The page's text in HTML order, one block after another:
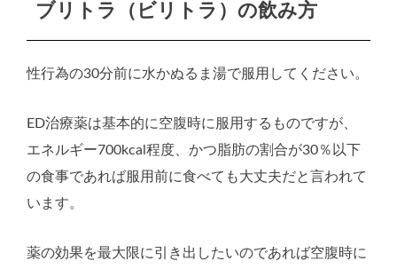
ブリトラ（ビリトラ）の飲み方
性行為の30分前に水かぬるま湯で服用してください。
ED治療薬は基本的に空腹時に服用するものですが、
エネルギー700kcal程度、かつ脂肪の割合が30％以下
の食事であれば服用前に食べても大丈夫だと言われて
います。
薬の効果を最大限に引き出したいのであれば空腹時に